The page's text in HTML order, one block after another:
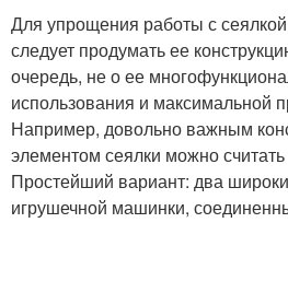
Для упрощения работы с
следует продумать ее
очередь, не о ее
использования и максимальной
Например, довольно важным
элементом сеялки можно
Простейший вариант: два
игрушечной машинки,